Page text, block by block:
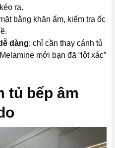
ra.
bằng khăn ẩm, kiểm tra ốc
dàng: chỉ cần thay cánh tủ
mới bạn đã “lột xác”
tủ bếp âm